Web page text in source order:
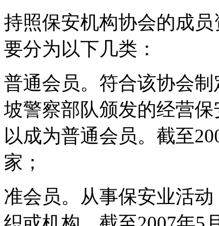
持照保安机构协会的成
要分为以下几类：
普通会员。符合该协会
坡警察部队颁发的经营
以成为普通会员。截至
家；
准会员。从事保安业活